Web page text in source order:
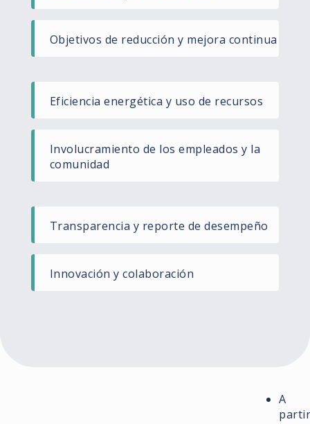
Objetivos de reducción y mejora continua
Eficiencia energética y uso de recursos​
Involucramiento de los empleados y la
comunidad​
Transparencia y reporte de desempeño​
Innovación y colaboración​
A